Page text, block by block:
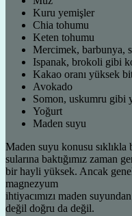
Kuru yemişler
Chia tohumu
Keten tohumu
Mercimek, barbunya,
Ispanak, brokoli gibi
Kakao oranı yüksek
Avokado
Somon, uskumru gibi
Yoğurt
Maden suyu
Maden suyu konusu
sularına baktığımız zaman
bir hayli yüksek. Ancak genel
magnezyum
ihtiyacımızı maden
değil doğru da değil.